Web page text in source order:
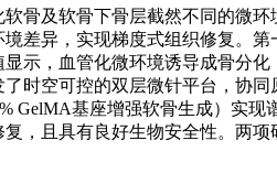
骨及软骨下骨层截然不同的微
差异，实现梯度式组织修复。
示，血管化微环境诱导成骨分
时空可控的双层微针平台，协
GelMA基座增强软骨生成）实
，且具有良好生物安全性。两